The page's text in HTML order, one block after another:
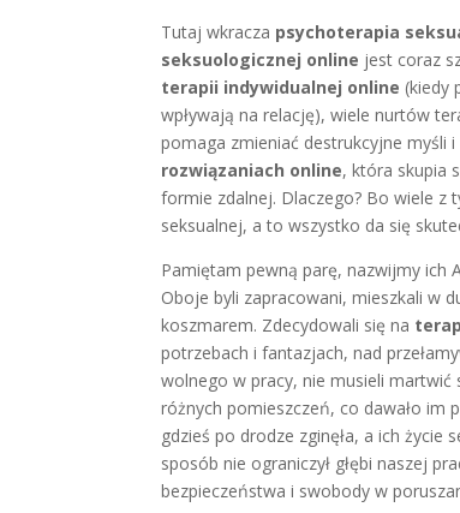
Tutaj wkracza psychoterapia
seksuologicznej online jest coraz
terapii indywidualnej online (kiedy
wpływają na relację), wiele nurtów
pomaga zmieniać destrukcyjne myśli
rozwiązaniach online, która skupia
formie zdalnej. Dlaczego? Bo wiele z
seksualnej, a to wszystko da się
Pamiętam pewną parę, nazwijmy ich
Oboje byli zapracowani, mieszkali w
koszmarem. Zdecydowali się na
potrzebach i fantazjach, nad
wolnego w pracy, nie musieli
różnych pomieszczeń, co dawało im
gdzieś po drodze zginęła, a ich życie
sposób nie ograniczył głębi naszej
bezpieczeństwa i swobody w